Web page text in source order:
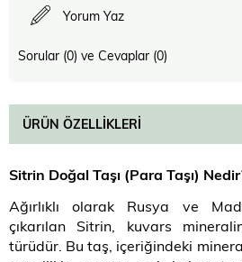
Yorum Yaz
Sorular (0) ve Cevaplar (0)
ÜRÜN ÖZELLIKLERI
Sitrin Doğal Taşı (Para Taşı) Nedir
Ağırlıklı olarak Rusya ve
çıkarılan Sitrin, kuvars
türüdür. Bu taş, içeriğindeki